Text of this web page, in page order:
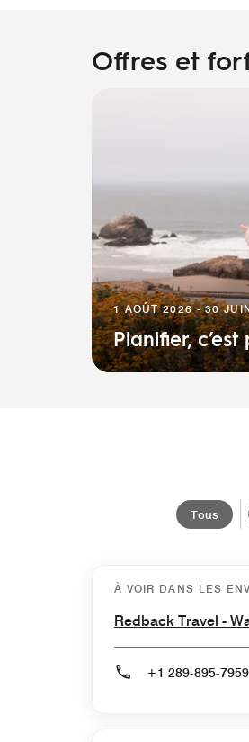
Offres et
1 AOÛT 2026 - 30
Planifier,
Tous
À VOIR DANS LES
Redback Travel -
+1 289-895-7959